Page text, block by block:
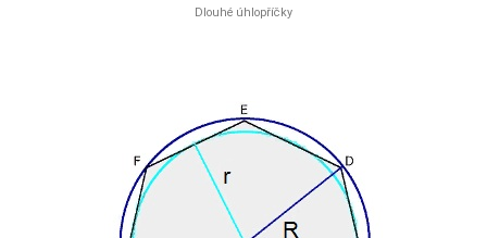
Dlouhé úhlopříčky